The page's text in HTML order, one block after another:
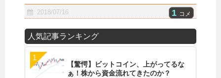
2018/07/16 1 コメ
人気記事ランキング
【驚愕】ビットコイン、上がってるな
ぁ！株から資金流れてきたのか？